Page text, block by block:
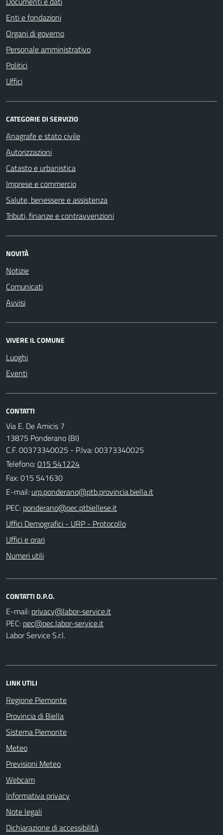
Enti e fondazioni
Organi di governo
Personale amministrativo
Politici
Uffici
CATEGORIE DI SERVIZIO
Anagrafe e stato civile
Autorizzazioni
Catasto e urbanistica
Imprese e commercio
Salute, benessere e assistenza
Tributi, finanze e contravvenzioni
NOVITÀ
Notizie
Comunicati
Avvisi
VIVERE IL COMUNE
Luoghi
Eventi
CONTATTI
Via E. De Amicis 7
13875 Ponderano (BI)
C.F. 00373340025 - P.Iva: 00373340025
Telefono:015 541224
Fax: 015 541630
E-mail:
PEC:
Uffici Demografici - URP - Protocollo
Uffici e orari
Numeri utili
CONTATTI D.P.O.
E-mail:
PEC:
Labor Service S.r.l.
LINK UTILI
Regione Piemonte
Provincia di Biella
Sistema Piemonte
Meteo
Previsioni Meteo
Webcam
Informativa privacy
Note legali
Dichiarazione di accessibilità